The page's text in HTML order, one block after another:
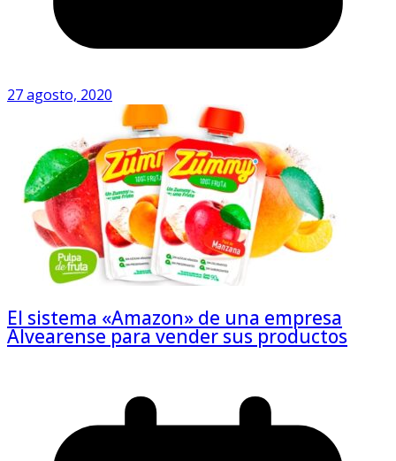
27 agosto, 2020
El sistema «Amazon» de una empresa
Alvearense para vender sus productos